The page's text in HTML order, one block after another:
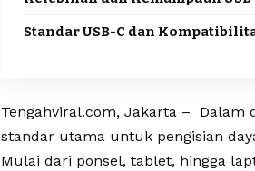
Standar USB-C dan
Tengahviral.com, Jakarta – Dalam
standar utama untuk pengisian
Mulai dari ponsel, tablet, hingga